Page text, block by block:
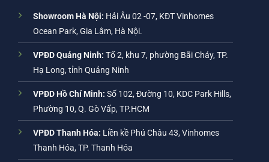
Showroom Hà Nội: Hải Âu 02 -07, KĐT Vinhomes
Ocean Park, Gia Lâm, Hà Nội.
VPĐD Quảng Ninh: Tổ 2, khu 7, phường Bãi Cháy, TP.
Hạ Long, tỉnh Quảng Ninh
VPĐD Hồ Chí Minh: Số 102, Đường 10, KDC Park Hills,
Phường 10, Q. Gò Vấp, TP.HCM
VPĐD Thanh Hóa: Liền kề Phú Châu 43, Vinhomes
Thanh Hóa, TP. Thanh Hóa